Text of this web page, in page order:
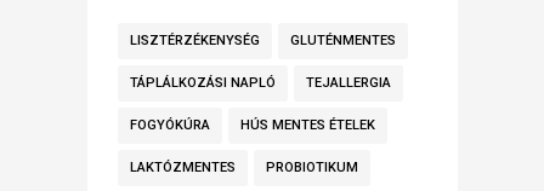
LISZTÉRZÉKENYSÉG GLUTÉNMENTES
TÁPLÁLKOZÁSI NAPLÓ TEJALLERGIA
FOGYÓKÚRA HÚS MENTES ÉTELEK
LAKTÓZMENTES PROBIOTIKUM